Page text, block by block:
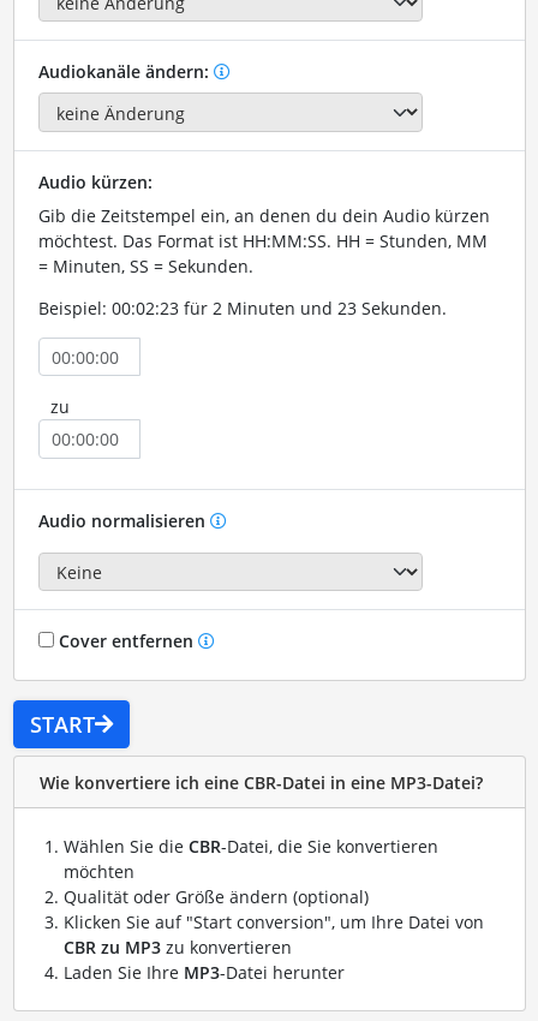
Audiokanäle ändern:
Audio kürzen:
Gib die Zeitstempel ein, an denen du dein Audio kürzen
möchtest. Das Format ist HH:MM:SS. HH = Stunden, MM
= Minuten, SS = Sekunden.
Beispiel: 00:02:23 für 2 Minuten und 23 Sekunden.
zu
Audio normalisieren
Cover entfernen
START
Wie konvertiere ich eine CBR-Datei in eine MP3-Datei?
Wählen Sie die CBR-Datei, die Sie konvertieren
möchten
Qualität oder Größe ändern (optional)
Klicken Sie auf "Start conversion", um Ihre Datei von
CBR zu MP3zu konvertieren
Laden Sie Ihre MP3-Datei herunter